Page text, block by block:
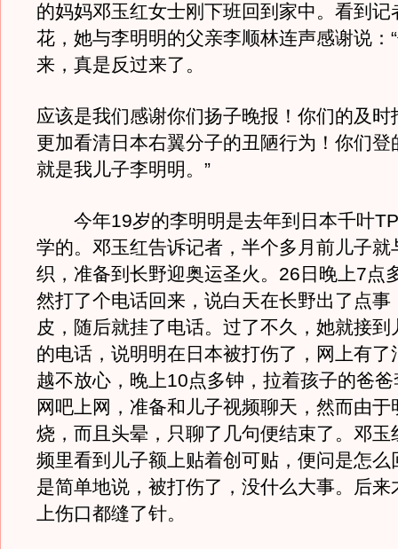
的妈妈邓玉红女士刚下班回到家中。看到记
花，她与李明明的父亲李顺林连声感谢说：
来，真是反过来了。
应该是我们感谢你们扬子晚报！你们的及时
更加看清日本右翼分子的丑陋行为！你们登
就是我儿子李明明。”
今年19岁的李明明是去年到日本千叶
学的。邓玉红告诉记者，半个多月前儿子就
织，准备到长野迎奥运圣火。26日晚上7点
然打了个电话回来，说白天在长野出了点事
皮，随后就挂了电话。过了不久，她就接到
的电话，说明明在日本被打伤了，网上有了
越不放心，晚上10点多钟，拉着孩子的爸
网吧上网，准备和儿子视频聊天，然而由于
烧，而且头晕，只聊了几句便结束了。邓玉
频里看到儿子额上贴着创可贴，便问是怎么
是简单地说，被打伤了，没什么大事。后来
上伤口都缝了针。